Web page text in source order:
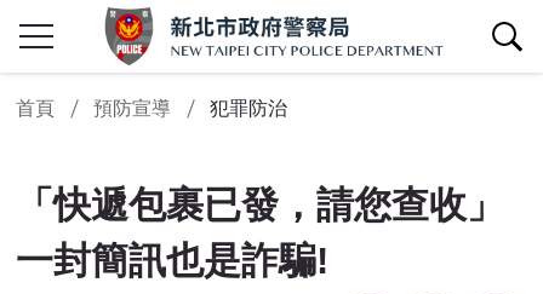
查詢區開關
首頁 預防宣導 犯罪防治
「快遞包裹已發，請您查收」
一封簡訊也是詐騙!